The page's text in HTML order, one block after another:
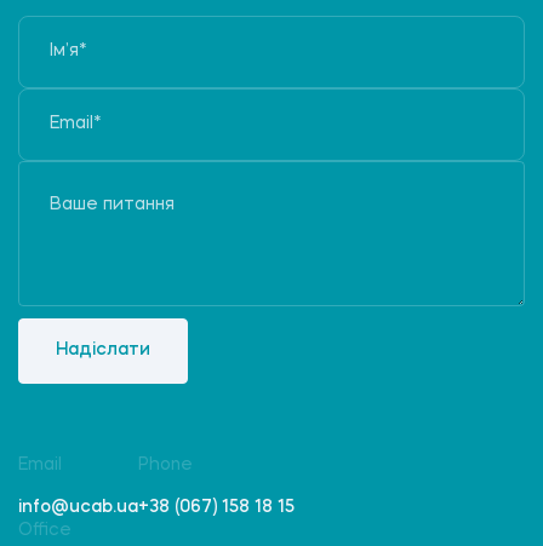
Надіслати
Email
info@ucab.ua
Phone
+38 (067) 158 18 15
Office